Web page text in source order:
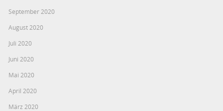
September 2020
August 2020
Juli 2020
Juni 2020
Mai 2020
April 2020
März 2020